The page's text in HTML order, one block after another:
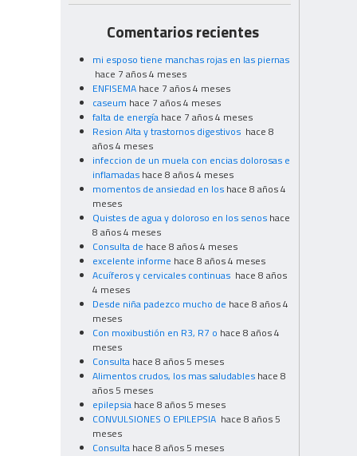
Comentarios recientes
mi esposo tiene manchas rojas en las piernas
hace 7 años 4 meses
ENFISEMA hace 7 años 4 meses
caseum hace 7 años 4 meses
falta de energía hace 7 años 4 meses
Resion Alta y trastornos digestivos hace 8
años 4 meses
infeccion de un muela con encias dolorosas e
inflamadas hace 8 años 4 meses
momentos de ansiedad en los hace 8 años 4
meses
Quistes de agua y doloroso en los senos hace
8 años 4 meses
Consulta de hace 8 años 4 meses
excelente informe hace 8 años 4 meses
Acuíferos y cervicales continuas hace 8 años
4 meses
Desde niña padezco mucho de hace 8 años 4
meses
Con moxibustión en R3, R7 o hace 8 años 4
meses
Consulta hace 8 años 5 meses
Alimentos crudos, los mas saludables hace 8
años 5 meses
epilepsia hace 8 años 5 meses
CONVULSIONES O EPILEPSIA hace 8 años 5
meses
Consulta hace 8 años 5 meses